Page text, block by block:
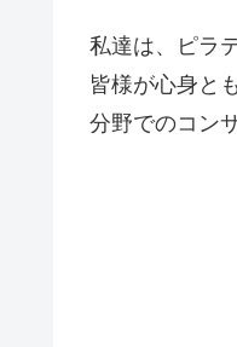
私達は、ピラ
皆様が心身と
分野でのコン